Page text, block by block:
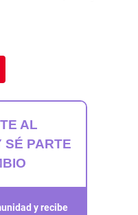
AL
SÉ PARTE
y recibe